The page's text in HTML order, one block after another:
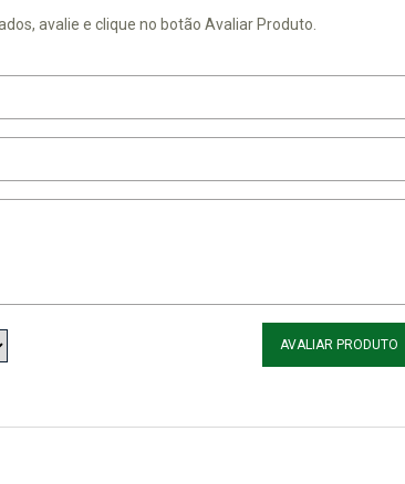
avalie e clique no botão Avaliar Produto.
AVALIAR PRODUTO